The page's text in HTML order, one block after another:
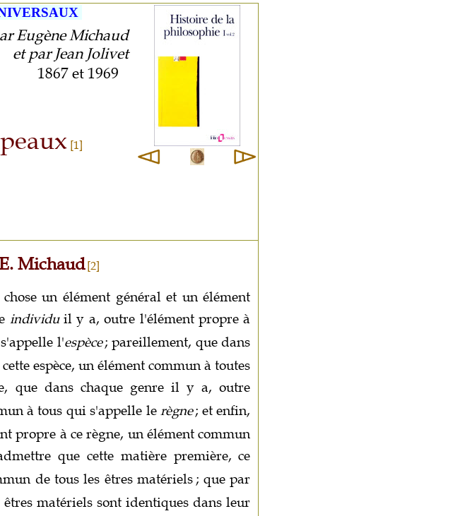
Eugène Michaud
et par Jean Jolivet
1867 et 1969
[1]
Michaud[2]
un élément général et un élément
individuil y a, outre l'élément propre à
l'espèce; pareillement, que dans
espèce, un élément commun à toutes
que dans chaque genre il y a, outre
à tous qui s'appelle lerègne; et enfin,
propre à ce règne, un élément commun
que cette matière première, ce
de tous les êtres matériels ; que par
matériels sont identiques dans leur